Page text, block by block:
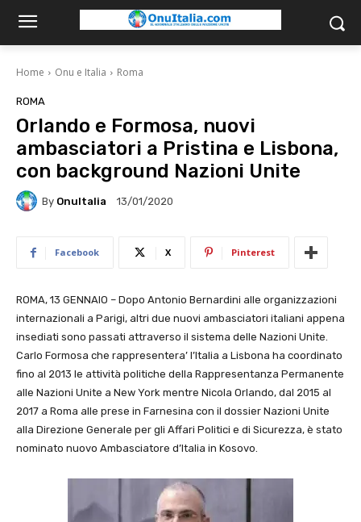
Home Onu e Italia Roma
ROMA
Orlando e Formosa, nuovi
ambasciatori a Pristina e Lisbona,
con background Nazioni Unite
By OnuItalia 13/01/2020
Facebook X Pinterest
ROMA, 13 GENNAIO – Dopo Antonio Bernardini alle organizzazioni
internazionali a Parigi, altri due nuovi ambasciatori italiani appena
insediati sono passati attraverso il sistema delle Nazioni Unite.
Carlo Formosa che rappresentera’ l’Italia a Lisbona ha coordinato
fino al 2013 le attività politiche della Rappresentanza Permanente
alle Nazioni Unite a New York mentre Nicola Orlando, dal 2015 al
2017 a Roma alle prese in Farnesina con il dossier Nazioni Unite
alla Direzione Generale per gli Affari Politici e di Sicurezza, è stato
nominato nuovo Ambasciatore d’Italia in Kosovo.